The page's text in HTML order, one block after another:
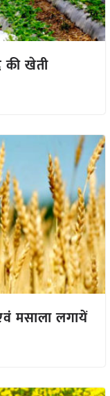
की खेती
मसाला लगायें